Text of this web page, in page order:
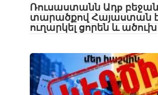
Ռուսաստանն Ադр
տարածքով Հայաստան
ուղարկել ցորեն և ածուխ